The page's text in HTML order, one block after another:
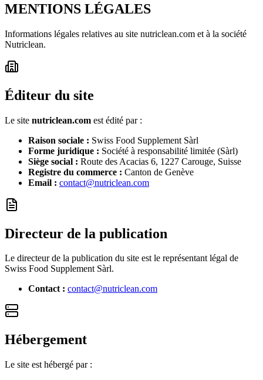
MENTIONS LÉGALES
Informations légales relatives au site nutriclean.com et à la société
Nutriclean.
Éditeur du site
Le site nutriclean.com est édité par :
Raison sociale : Swiss Food Supplement Sàrl
Forme juridique : Société à responsabilité limitée (Sàrl)
Siège social : Route des Acacias 6, 1227 Carouge, Suisse
Registre du commerce : Canton de Genève
Email : contact@nutriclean.com
Directeur de la publication
Le directeur de la publication du site est le représentant légal de
Swiss Food Supplement Sàrl.
Contact : contact@nutriclean.com
Hébergement
Le site est hébergé par :